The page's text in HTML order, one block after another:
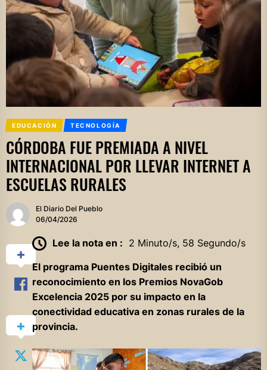
EDUCACIÓN TECNOLOGÍA
CÓRDOBA FUE PREMIADA A NIVEL
INTERNACIONAL POR LLEVAR INTERNET A
ESCUELAS RURALES
El Diario Del Pueblo
06/04/2026
Lee la nota en : 2 Minuto/s, 58 Segundo/s
El programa Puentes Digitales recibió un
reconocimiento en los Premios NovaGob
Excelencia 2025 por su impacto en la
conectividad educativa en zonas rurales de la
provincia.